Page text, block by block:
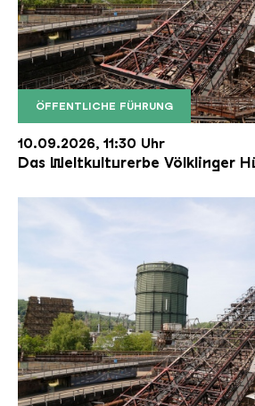
ÖFFENTLICHE FÜHRUNG
Der Erzschrägaufzug der
Copyright: Weltkulturerbe
10.09.2026, 11:30 Uhr
Das Weltkulturerbe Völklinger